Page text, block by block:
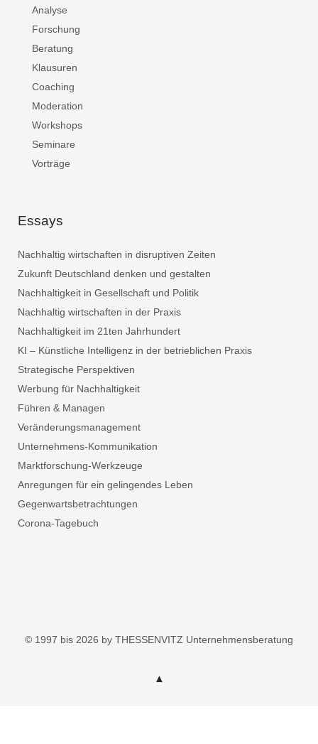
Analyse
Forschung
Beratung
Klausuren
Coaching
Moderation
Workshops
Seminare
Vorträge
Essays
Nachhaltig wirtschaften in disruptiven Zeiten
Zukunft Deutschland denken und gestalten
Nachhaltigkeit in Gesellschaft und Politik
Nachhaltig wirtschaften in der Praxis
Nachhaltigkeit im 21ten Jahrhundert
KI – Künstliche Intelligenz in der betrieblichen Praxis
Strategische Perspektiven
Werbung für Nachhaltigkeit
Führen & Managen
Veränderungsmanagement
Unternehmens-Kommunikation
Marktforschung-Werkzeuge
Anregungen für ein gelingendes Leben
Gegenwartsbetrachtungen
Corona-Tagebuch
© 1997 bis 2026 by THESSENVITZ Unternehmensberatung